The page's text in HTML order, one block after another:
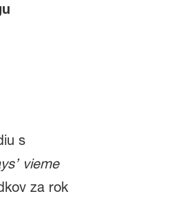
s
vieme
za rok